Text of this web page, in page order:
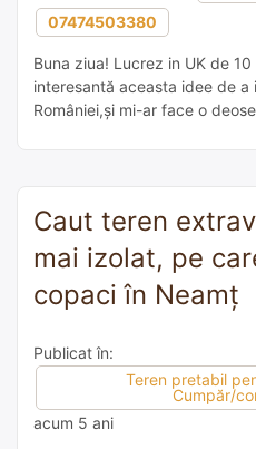
07474503380
Buna ziua! Lucrez in UK de
interesantă aceasta idee de a
României,și mi-ar face o
Caut teren
mai izolat, pe
copaci în Neamț
Publicat în:
Teren pretabil
Cumpăr/
acum 5 ani